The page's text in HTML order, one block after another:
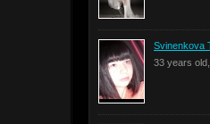
Svinenkova
33 years